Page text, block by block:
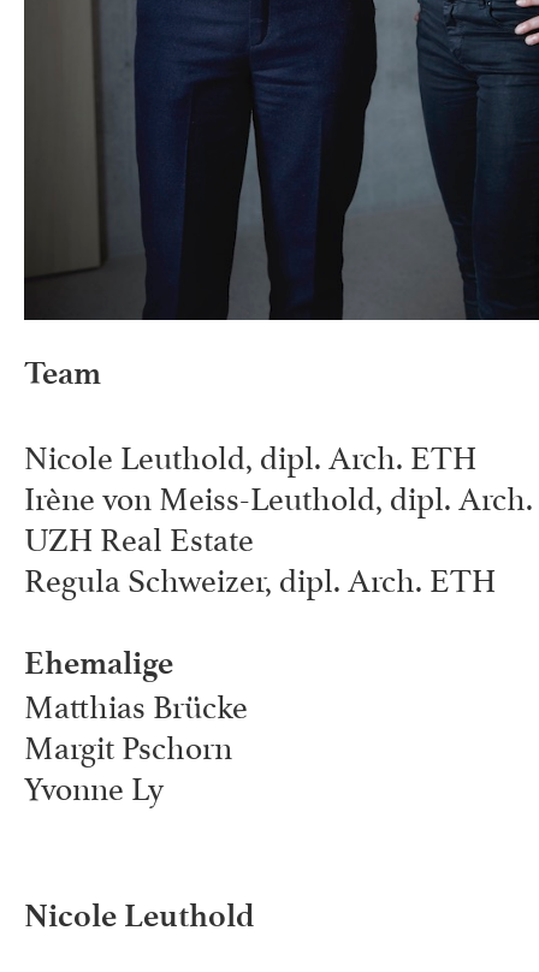
Team
Nicole Leuthold, dipl. Arch. ETH
Irène von Meiss-Leuthold, dipl.
UZH Real Estate
Regula Schweizer, dipl. Arch. ETH
Ehemalige
Matthias Brücke
Margit Pschorn
Yvonne Ly
Nicole Leuthold